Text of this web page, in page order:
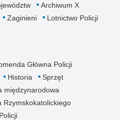
Archiwum X
Zaginieni
Lotnictwo Policji
Główna Policji
Historia
Sprzęt
międzynarodowa
Rzymskokatolickiego